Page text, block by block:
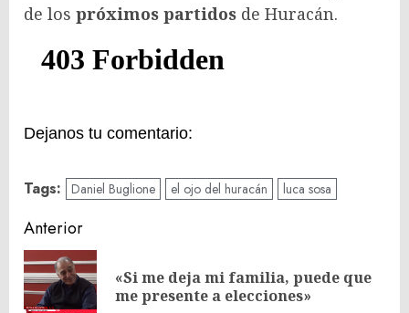
de los próximos partidos de Huracán.
Dejanos tu comentario:
Tags: Daniel Buglione el ojo del huracán luca sosa
Navegación
de
entradas
Anterior
«Si me deja mi familia, puede que
me presente a elecciones»